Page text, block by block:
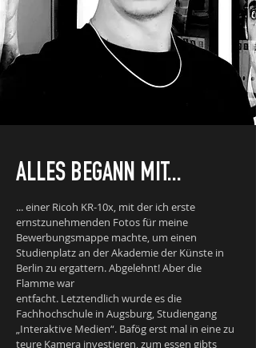
ALLES BEGANN MIT...
... einer Ricoh KR-10x, mit der ich erste
ernstzunehmenden Fotos für meine
Bewerbungsmappe machte, um einen
Studienplatz an der Akademie der Künste in
Berlin zu ergattern. Abgelehnt! Aber die
Flamme war
entfacht. Letztendlich wurde es die
Fachhochschule in Augsburg, Studiengang
„Interaktive Medien“. Bafög erst mal in eine zu
teure Kamera investieren, zum essen gibts